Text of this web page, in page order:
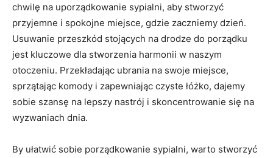
chwilę na uporządkowanie sypialni, aby stworzyć
przyjemne i spokojne miejsce, gdzie⁣ zaczniemy dzień.
Usuwanie przeszkód stojących na drodze do porządku
jest kluczowe dla stworzenia harmonii w naszym ​
otoczeniu. Przekładając ubrania na‍ swoje miejsce,
sprzątając komody i zapewniając czyste​ łóżko,‌ dajemy
sobie szansę na‌ lepszy nastrój i skoncentrowanie się na
wyzwaniach dnia.
By ⁢ułatwić ​sobie porządkowanie ​sypialni, warto stworzyć